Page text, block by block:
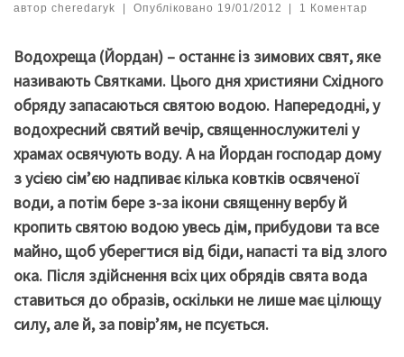
автор cheredaryk | Опубліковано 19/01/2012 | 1 Коментар
Водохреща (Йордан) – останнє із зимових свят, яке
називають Святками. Цього дня християни Східного
обряду запасаються святою водою. Напередодні, у
водохресний святий вечір, священнослужителі у
храмах освячують воду. А на Йордан господар дому
з усією сім’єю надпиває кілька ковтків освяченої
води, а потім бере з-за ікони священну вербу й
кропить святою водою увесь дім, прибудови та все
майно, щоб уберегтися від біди, напасті та від злого
ока. Після здійснення всіх цих обрядів свята вода
ставиться до образів, оскільки не лише має цілющу
силу, але й, за повір’ям, не псується.